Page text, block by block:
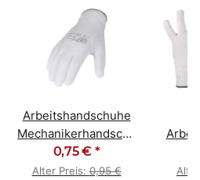
Arbeitshandschuhe
Mechanikerhandschuhe
PU weiß
0,75 € *
Alter Preis:0,95 €